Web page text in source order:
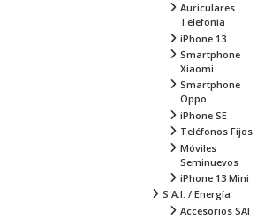
Auriculares
Telefonía
iPhone 13
Smartphone
Xiaomi
Smartphone
Oppo
iPhone SE
Teléfonos Fijos
Móviles
Seminuevos
iPhone 13 Mini
S.A.I. / Energía
Accesorios SAI